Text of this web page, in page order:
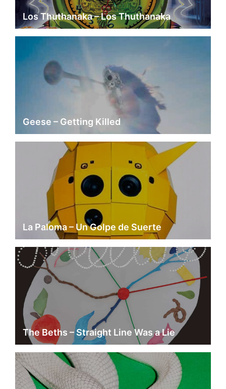
Los Thuthanaka – Los Thuthanaka
Geese – Getting Killed
La Paloma – Un Golpe de Suerte
The Beths – Straight Line Was a Lie